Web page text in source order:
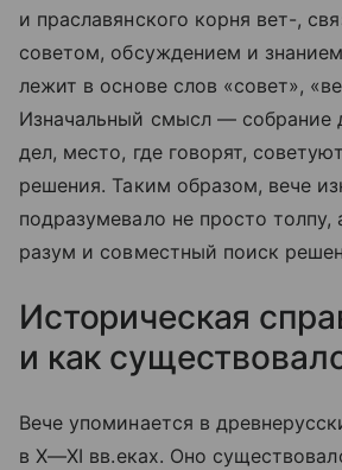
и праславянского корня вет-,
советом, обсуждением и
лежит в основе слов «совет»,
Изначальный смысл — собрание
дел, место, где говорят,
решения. Таким образом, вече
подразумевало не просто толпу,
разум и совместный поиск
Историческая
и как
Вече упоминается в
вX—XI вв.еках. Оно